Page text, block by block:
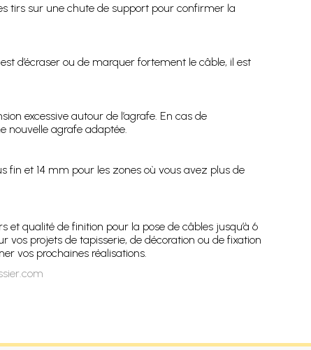
tirs sur une chute de support pour confirmer la
d’écraser ou de marquer fortement le câble, il est
excessive autour de l’agrafe. En cas de
nouvelle agrafe adaptée.
fin et 14 mm pour les zones où vous avez plus de
qualité de finition pour la pose de câbles jusqu’à 6
vos projets de tapisserie, de décoration ou de fixation
vos prochaines réalisations.